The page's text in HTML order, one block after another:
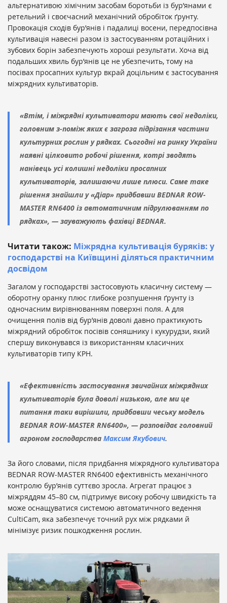
альтернативою хімічним засобам боротьби із бур’янами є
ретельний і своєчасний механічний обробіток ґрунту.
Провокація сходів бур’янів і падалиці восени, передпосівна
культивація навесні разом із застосуванням ротаційних і
зубових борін забезпечують хороші результати. Хоча від
подальших хвиль бур’янів це не убезпечить, тому на
посівах просапних культур вкрай доцільним є застосування
міжрядних культиваторів.
«Втім, і міжрядні культиватори мають свої недоліки,
головним з-поміж яких є загроза підрізання частини
культурних рослин у рядках. Сьогодні на ринку України
наявні цілковито робочі рішення, котрі зводять
нанівець усі колишні недоліки просапних
культиваторів, залишаючи лише плюси. Саме таке
рішення знайшли у «Діар» придбавши BEDNAR ROW-
MASTER RN6400 із автоматичним підрулюванням по
рядках», — зауважують фахівці BEDNAR.
Читати також: Міжрядна культивація буряків: у
господарстві на Київщині діляться практичним
досвідом
Загалом у господарстві застосовують класичну систему —
оборотну оранку плюс глибоке розпушення ґрунту із
одночасним вирівнюванням поверхні поля. А для
очищення полів від бур’янів доволі давно практикують
міжрядний обробіток посівів соняшнику і кукурудзи, який
спершу виконувався із використанням класичних
культиваторів типу КРН.
«Ефективність застосування звичайних міжрядних
культиваторів була доволі низькою, але ми це
питання таки вирішили, придбавши чеську модель
BEDNAR ROW-MASTER RN6400», — розповідає головний
агроном господарства Максим Якубович.
За його словами, після придбання міжрядного культиватора
BEDNAR ROW-MASTER RN6400 ефективність механічного
контролю бур’янів суттєво зросла. Агрегат працює з
міжряддям 45–80 см, підтримує високу робочу швидкість та
може оснащуватися системою автоматичного ведення
CultiCam, яка забезпечує точний рух між рядками й
мінімізує ризик пошкодження рослин.